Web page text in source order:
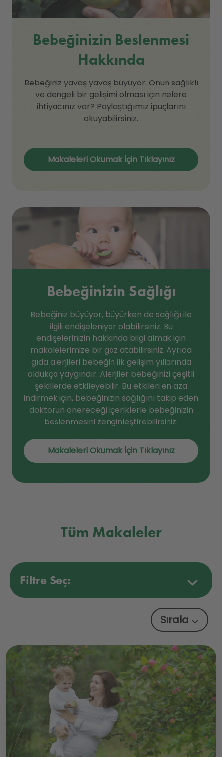
Bebeğinizin Beslenmesi
Hakkında
Bebeğiniz yavaş yavaş büyüyor. Onun sağlıklı
ve dengeli bir gelişimi olması için nelere
ihtiyacınız var? Paylaştığımız ipuçlarını
okuyabilirsiniz.
Makaleleri Okumak İçin Tıklayınız
Bebeğinizin Sağlığı
Bebeğiniz büyüyor, büyürken de sağlığı ile
ilgili endişeleniyor olabilirsiniz. Bu
endişelerinizin hakkında bilgi almak için
makalelerimize bir göz atabilirsiniz. Ayrıca
gıda alerjileri bebeğin ilk gelişim yıllarında
oldukça yaygındır. Alerjiler bebeğinizi çeşitli
şekillerde etkileyebilir. Bu etkileri en aza
indirmek için, bebeğinizin sağlığını takip eden
doktorun önereceği içeriklerle bebeğinizin
beslenmesini zenginleştirebilirsiniz.
Makaleleri Okumak İçin Tıklayınız
Tüm Makaleler
Filtre Seç:
Sırala